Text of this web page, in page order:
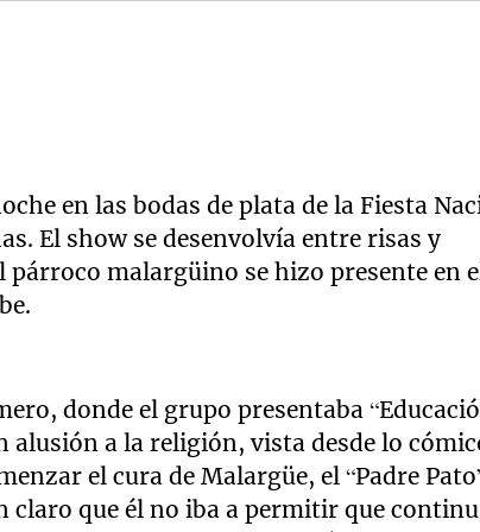
en las bodas de plata de la Fiesta
El show se desenvolvía entre risas y
párroco malargüino se hizo presente en
donde el grupo presentaba
alusión a la religión, vista desde lo
el cura de Malargüe, el “Padre
claro que él no iba a permitir que